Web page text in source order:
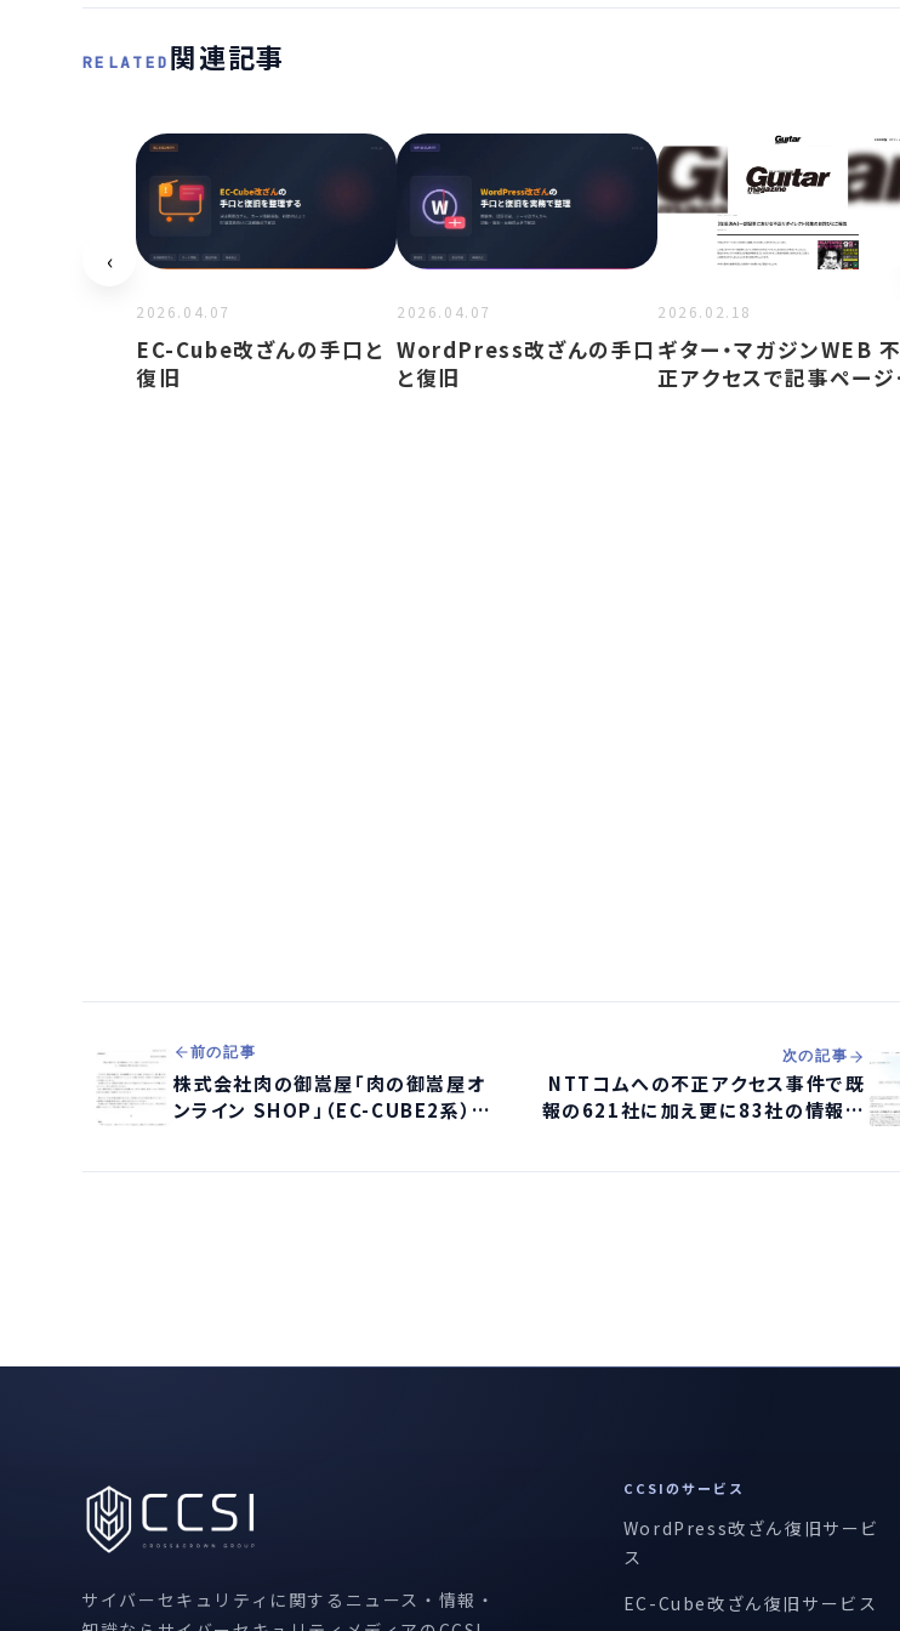
RELATED 関連記事
‹
2026.04.07
EC-Cube改ざんの手口と
復旧
2026.04.07
WordPress改ざんの手口
と復旧
2026.02.18
ギター・マガジンWEB 不
正アクセスで記事ページ
前の記事
株式会社肉の御嵩屋「肉の御嵩屋オ
ンライン SHOP」（EC-CUBE2系）で
次の記事
NTTコムへの不正アクセス事件で既
報の621社に加え更に83社の情報流
サイバーセキュリティに関するニュース・情報・
CCSIのサービス
WordPress改ざん復旧サービ
ス
EC-Cube改ざん復旧サービス